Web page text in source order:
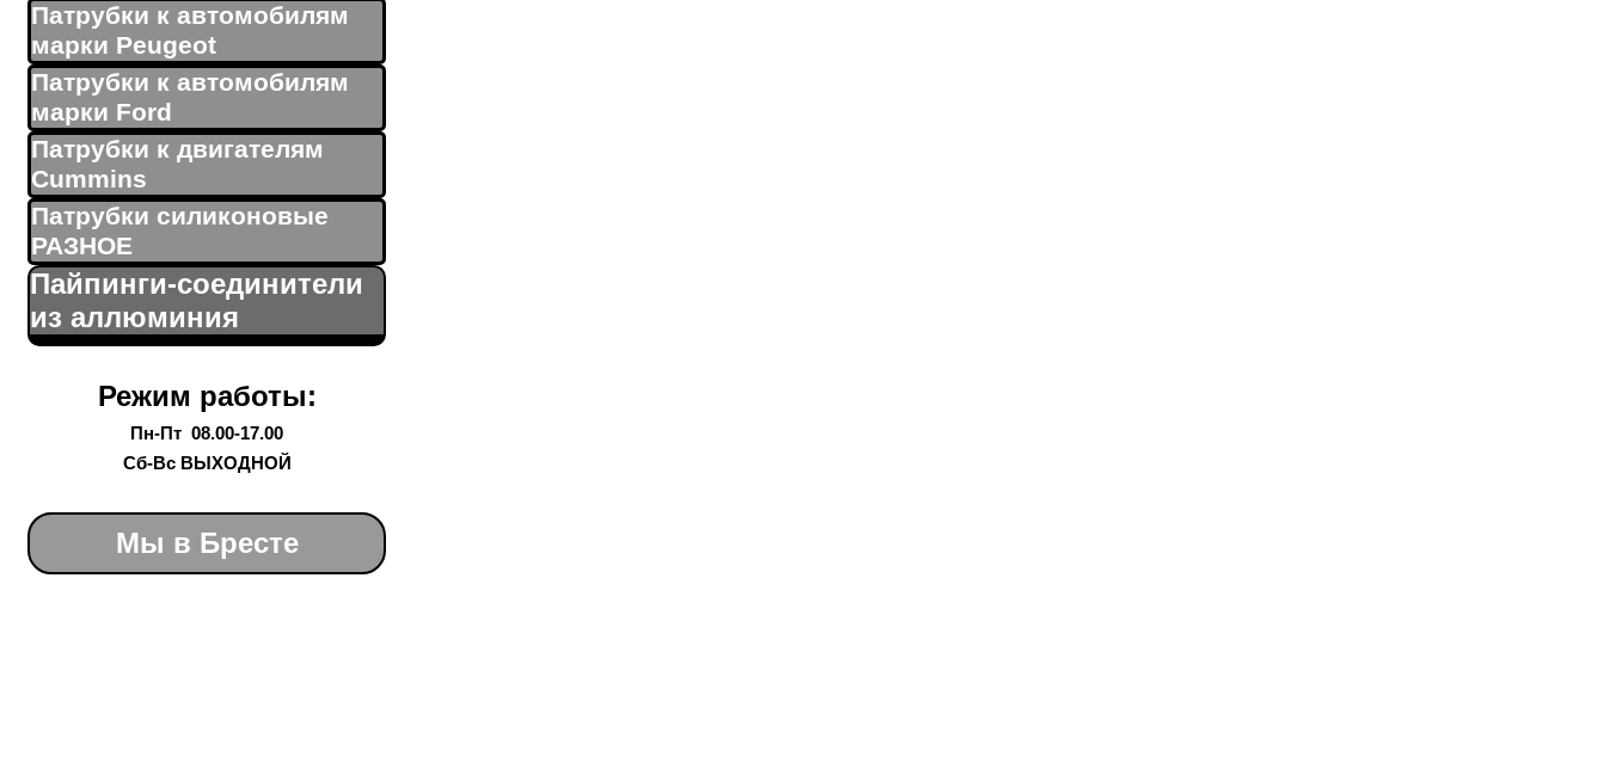
Патрубки к автомобилям
марки Peugeot
Патрубки к автомобилям
марки Ford
Патрубки к двигателям
Cummins
Патрубки силиконовые
РАЗНОЕ
Пайпинги-соединители
из аллюминия
Режим работы:
Пн-Пт 08.00-17.00
Сб-Вс ВЫХОДНОЙ
Мы в Бресте